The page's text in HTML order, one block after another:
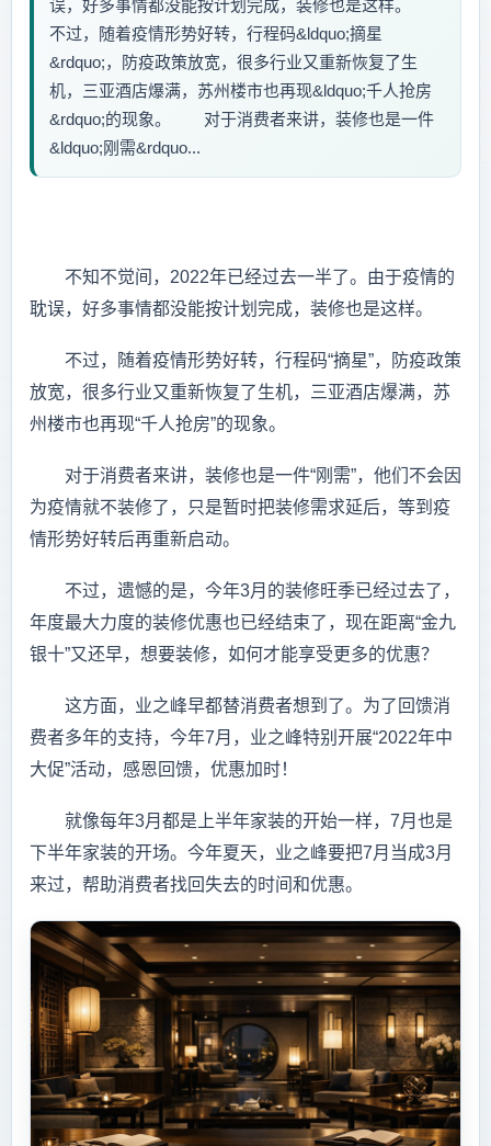
误，好多事情都没能按计划完成，装修也是这样。
不过，随着疫情形势好转，行程码&ldquo;摘星
&rdquo;，防疫政策放宽，很多行业又重新恢复了生
机，三亚酒店爆满，苏州楼市也再现&ldquo;千人抢房
&rdquo;的现象。 对于消费者来讲，装修也是一件
&ldquo;刚需&rdquo...
不知不觉间，2022年已经过去一半了。由于疫情的
耽误，好多事情都没能按计划完成，装修也是这样。
不过，随着疫情形势好转，行程码“摘星”，防疫政策
放宽，很多行业又重新恢复了生机，三亚酒店爆满，苏
州楼市也再现“千人抢房”的现象。
对于消费者来讲，装修也是一件“刚需”，他们不会因
为疫情就不装修了，只是暂时把装修需求延后，等到疫
情形势好转后再重新启动。
不过，遗憾的是，今年3月的装修旺季已经过去了，
年度最大力度的装修优惠也已经结束了，现在距离“金九
银十”又还早，想要装修，如何才能享受更多的优惠？
这方面，业之峰早都替消费者想到了。为了回馈消
费者多年的支持，今年7月，业之峰特别开展“2022年中
大促”活动，感恩回馈，优惠加时！
就像每年3月都是上半年家装的开始一样，7月也是
下半年家装的开场。今年夏天，业之峰要把7月当成3月
来过，帮助消费者找回失去的时间和优惠。